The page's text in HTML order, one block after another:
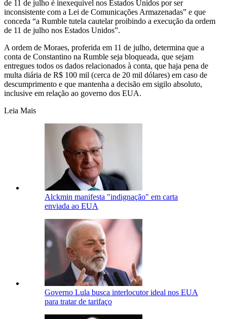
de 11 de julho é inexequível nos Estados Unidos por ser
inconsistente com a Lei de Comunicações Armazenadas” e que
conceda “a Rumble tutela cautelar proibindo a execução da ordem
de 11 de julho nos Estados Unidos”.
A ordem de Moraes, proferida em 11 de julho, determina que a
conta de Constantino na Rumble seja bloqueada, que sejam
entregues todos os dados relacionados à conta, que haja pena de
multa diária de R$ 100 mil (cerca de 20 mil dólares) em caso de
descumprimento e que mantenha a decisão em sigilo absoluto,
inclusive em relação ao governo dos EUA.
Leia Mais
Alckmin manifesta "indignação" em carta
enviada ao EUA
Governo Lula busca interlocutor ideal nos EUA
para tratar de tarifaço